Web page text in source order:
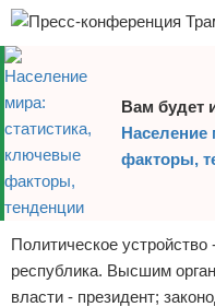
Вам будет
Население
факторы,
Политическое
республика. Высшим
власти - президент;